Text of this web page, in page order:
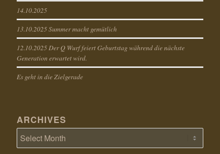
14.10.2025
13.10.2025 Summer macht gemütlich
12.10.2025 Der Q Wurf feiert Geburtstag während die nächste
Generation erwartet wird.
Es geht in die Zielgerade
ARCHIVES